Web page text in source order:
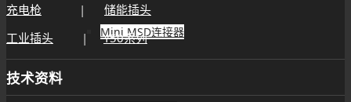
Mini MSD连接器
充电枪 | 储能插头
工业插头 |Y50系列
技术资料